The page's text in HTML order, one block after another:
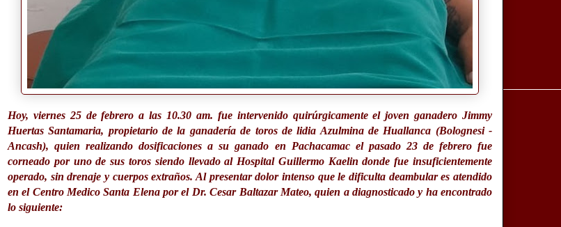
Hoy, viernes 25 de febrero a las 10.30 am. fue intervenido quirúrgicamente el joven ganadero Jimmy
Huertas Santamaria, propietario de la ganadería de toros de lidia Azulmina de Huallanca (Bolognesi -
Ancash), quien realizando dosificaciones a su ganado en Pachacamac el pasado 23 de febrero fue
corneado por uno de sus toros siendo llevado al Hospital Guillermo Kaelin dondefue insuficientemente
operado, sin drenaje y cuerpos extraños. Al presentar dolor intenso que le dificulta deambular es atendido
en el Centro Medico Santa Elena por el Dr.Cesar Baltazar Mateo, quien a diagnosticado y ha encontrado
lo siguiente: